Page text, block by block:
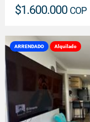
$1.600.000 COP
ARRENDADO Alquilado